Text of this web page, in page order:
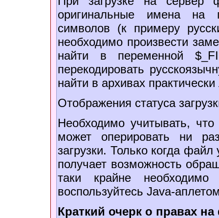
оригинальные имена на
символов (к примеру
необходимо произвести
найти в переменной
перекодировать
найти в архивах
Отображения статуса
Необходимо учитывать,
может оперировать ни
загрузки. Только когда
получает возможность
таки крайне необходимо
воспользуйтесь Java-
Краткий очерк о правах